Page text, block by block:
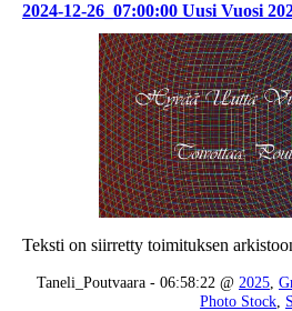
2024-12-26_07:00:00 Uusi Vuosi
Teksti on siirretty toimituksen
Taneli_Poutvaara - 06:58:22 @ 2025
Photo Stock